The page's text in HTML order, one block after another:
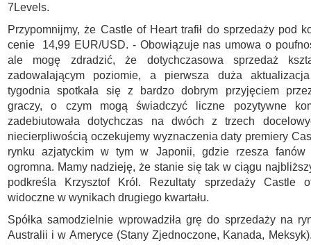
7Levels.
Przypomnijmy, że Castle of Heart trafił do sprzedaży pod
cenie 14,99 EUR/USD. - Obowiązuje nas umowa o
ale mogę zdradzić, że dotychczasowa sprzedaż
zadowalającym poziomie, a pierwsza duża
tygodnia spotkała się z bardzo dobrym przyjęciem
graczy, o czym mogą świadczyć liczne pozytywne
zadebiutowała dotychczas na dwóch z trzech
niecierpliwością oczekujemy wyznaczenia daty premiery
rynku azjatyckim w tym w Japonii, gdzie rzesza fanów
ogromna. Mamy nadzieję, że stanie się tak w ciągu
podkreśla Krzysztof Król. Rezultaty sprzedaży Castle
widoczne w wynikach drugiego kwartału.
Spółka samodzielnie wprowadziła grę do sprzedaży na
Australii i w Ameryce (Stany Zjednoczone, Kanada,